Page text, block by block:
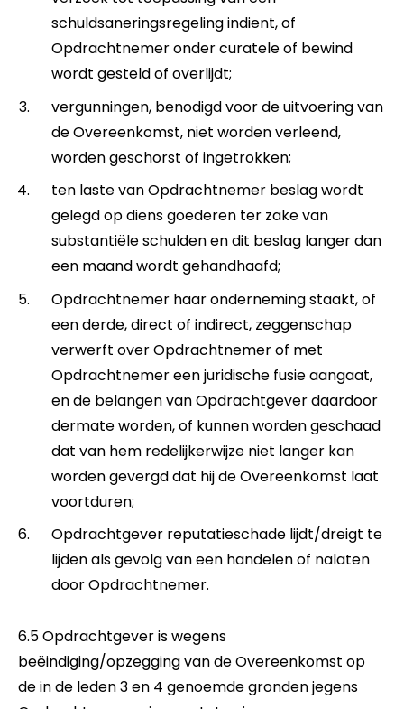
schuldsaneringsregeling indient, of
Opdrachtnemer onder curatele of bewind
wordt gesteld of overlijdt;
vergunningen, benodigd voor de uitvoering van
de Overeenkomst, niet worden verleend,
worden geschorst of ingetrokken;
ten laste van Opdrachtnemer beslag wordt
gelegd op diens goederen ter zake van
substantiële schulden en dit beslag langer dan
een maand wordt gehandhaafd;
Opdrachtnemer haar onderneming staakt, of
een derde, direct of indirect, zeggenschap
verwerft over Opdrachtnemer of met
Opdrachtnemer een juridische fusie aangaat,
en de belangen van Opdrachtgever daardoor
dermate worden, of kunnen worden geschaad
dat van hem redelijkerwijze niet langer kan
worden gevergd dat hij de Overeenkomst laat
voortduren;
Opdrachtgever reputatieschade lijdt/dreigt te
lijden als gevolg van een handelen of nalaten
door Opdrachtnemer.
6.5 Opdrachtgever is wegens
beëindiging/opzegging van de Overeenkomst op
de in de leden 3 en 4 genoemde gronden jegens